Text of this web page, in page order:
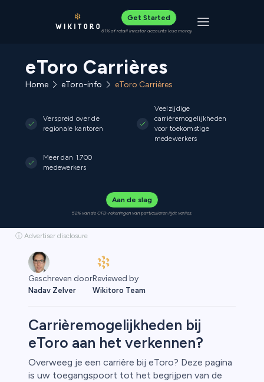
Get Started
61% of retail investor accounts lose money Toggle
eToro Carrières
Home eToro-info eToro Carrières
Verspreid over de
regionale kantoren
Veelzijdige
carrièremogelijkheden
voor toekomstige
medewerkers
Meer dan 1.700
medewerkers
Aan de slag
52% van de CFD-rekeningen van particulieren lijdt verlies.
ⓘ Advertiser disclosure
Geschreven door
Nadav Zelver
Reviewed by
Wikitoro Team
Carrièremogelijkheden bij
eToro aan het verkennen?
Overweeg je een carrière bij eToro? Deze pagina
is uw toegangspoort tot het begrijpen van de